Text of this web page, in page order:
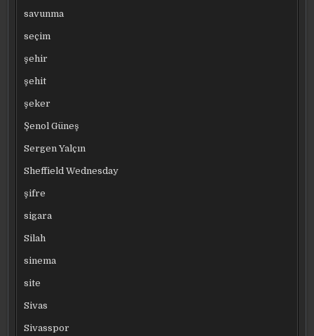
savunma
seçim
şehir
şehit
şeker
Şenol Güneş
Sergen Yalçın
Sheffield Wednesday
şifre
sigara
Silah
sinema
site
Sivas
Sivasspor